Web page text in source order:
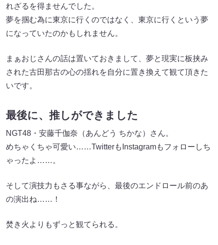
れざるを得ませんでした。
夢を掴む為に東京に行くのではなく、東京に行くという夢
になっていたのかもしれません。
まぁおじさんの話は置いておきまして、夢と現実に板挟み
された古田那古の心の揺れを自分に置き換えて観て頂きた
いです。
最後に、推しができました
NGT48・安藤千伽奈（あんどう ちかな）さん。
めちゃくちゃ可愛い……TwitterもInstagramもフォローしち
ゃったよ……。
そして演技力もさる事ながら、最後のエンドロール前のあ
の演出ね……！
焚き火よりもずっと観てられる。